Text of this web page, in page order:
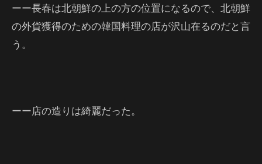
ーー長春は北朝鮮の上の方の位置になるので、北朝鮮
の外貨獲得のための韓国料理の店が沢山在るのだと言
う。
ーー店の造りは綺麗だった。